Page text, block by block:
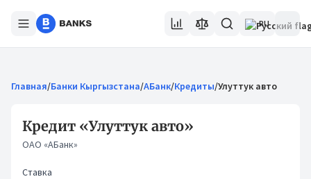
RU
Главная/Банки Кыргызстана/АБанк/Кредиты/Улуттук авто
Кредит «Улуттук авто»
ОАО «АБанк»
Ставка